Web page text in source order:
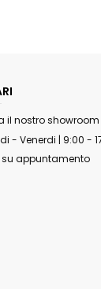
il nostro showroom
- Venerdi | 9:00 -
su appuntamento